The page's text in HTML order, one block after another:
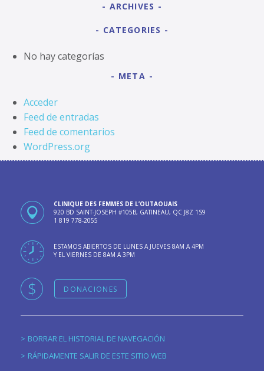
ARCHIVES
CATEGORIES
No hay categorías
META
Acceder
Feed de entradas
Feed de comentarios
WordPress.org
CLINIQUE DES FEMMES DE L’OUTAOUAIS
920 BD SAINT-JOSEPH #105B, GATINEAU, QC J8Z 1S9
1 819 778-2055
ESTAMOS ABIERTOS DE LUNES A JUEVES 8AM A 4PM
Y EL VIERNES DE 8AM A 3PM
DONACIONES
BORRAR EL HISTORIAL DE NAVEGACIÓN
RÁPIDAMENTE SALIR DE ESTE SITIO WEB